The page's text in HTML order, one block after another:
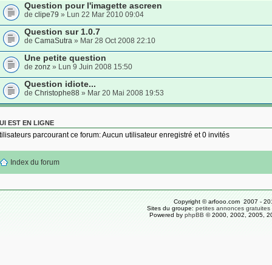
Question pour l'imagette ascreen
de clipe79 » Lun 22 Mar 2010 09:04
Question sur 1.0.7
de CamaSutra » Mar 28 Oct 2008 22:10
Une petite question
de zonz » Lun 9 Juin 2008 15:50
Question idiote...
de Christophe88 » Mar 20 Mai 2008 19:53
EST EN LIGNE
parcourant ce forum: Aucun utilisateur enregistré et 0 invités
Index du forum
Copyright © arfooo.com 2007 -
Sites du groupe: petites annonces gratuites
Powered by phpBB © 2000, 2002, 2005,